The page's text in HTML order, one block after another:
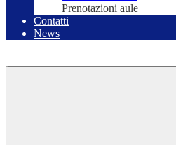
Prenotazioni aule
Contatti
News